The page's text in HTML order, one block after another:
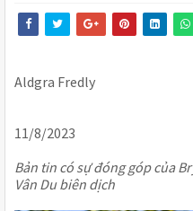
Aldgra Fredly
11/8/2023
Bản tin có sự đóng góp của
Vân Du biên dịch